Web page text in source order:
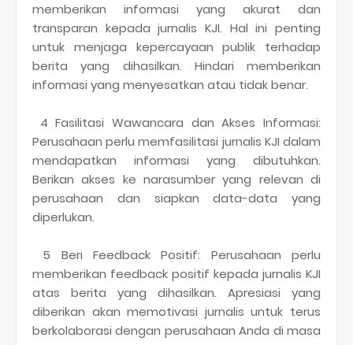
memberikan informasi yang akurat dan
transparan kepada jurnalis KJI. Hal ini penting
untuk menjaga kepercayaan publik terhadap
berita yang dihasilkan. Hindari memberikan
informasi yang menyesatkan atau tidak benar.
4 Fasilitasi Wawancara dan Akses Informasi:
Perusahaan perlu memfasilitasi jurnalis KJI dalam
mendapatkan informasi yang dibutuhkan.
Berikan akses ke narasumber yang relevan di
perusahaan dan siapkan data-data yang
diperlukan.
5 Beri Feedback Positif: Perusahaan perlu
memberikan feedback positif kepada jurnalis KJI
atas berita yang dihasilkan. Apresiasi yang
diberikan akan memotivasi jurnalis untuk terus
berkolaborasi dengan perusahaan Anda di masa